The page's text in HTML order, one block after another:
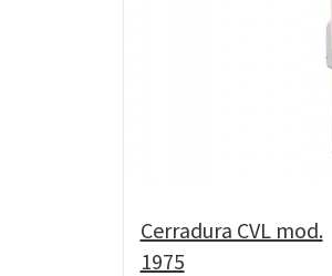
Cerradura CVL mod.
1975